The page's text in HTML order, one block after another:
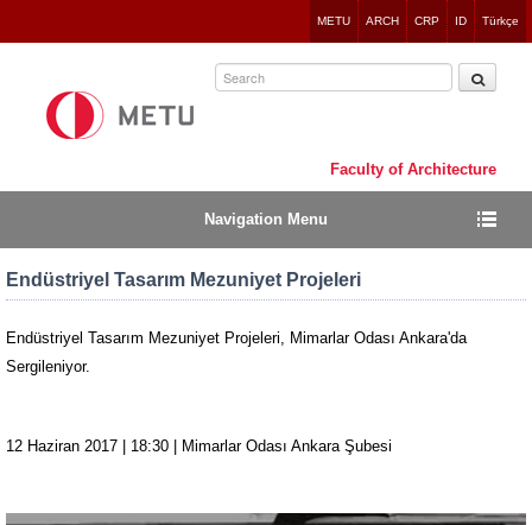
to
METU ARCH CRP ID Türkçe
Faculty of Architecture
Navigation Menu
Endüstriyel Tasarım Mezuniyet Projeleri
Endüstriyel Tasarım Mezuniyet Projeleri, Mimarlar Odası Ankara'da
Sergileniyor.
12 Haziran 2017 | 18:30 | Mimarlar Odası Ankara Şubesi